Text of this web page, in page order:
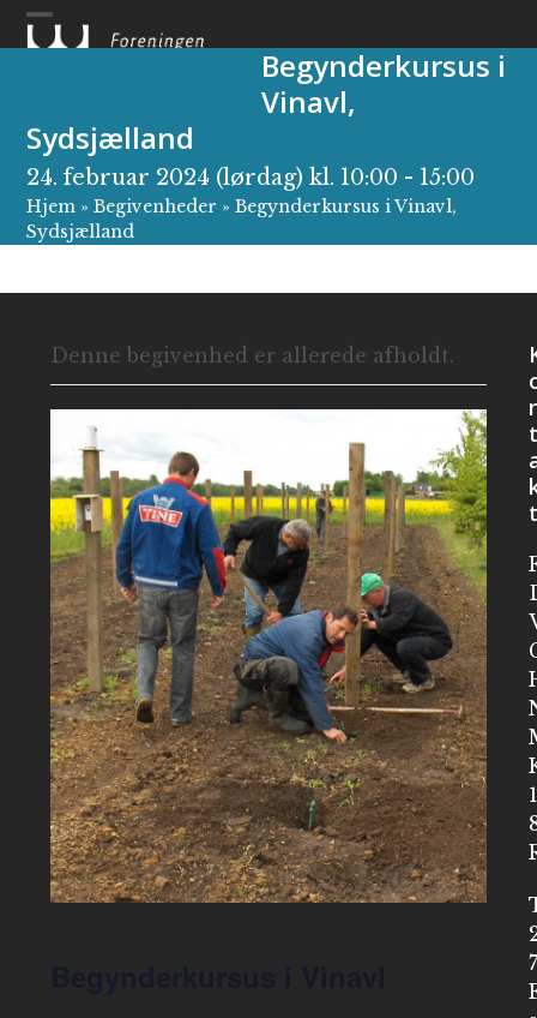
Skip
to
Begynderkursus i
Vinavl,
Sydsjælland
24. februar 2024 (lørdag) kl. 10:00 - 15:00
Hjem »Begivenheder »Begynderkursus i Vinavl,
Sydsjælland
Denne begivenhed er allerede afholdt.
t
t